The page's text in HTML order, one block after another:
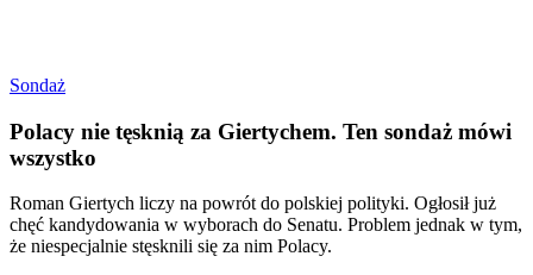
Sondaż
Polacy nie tęsknią za Giertychem. Ten sondaż mówi
wszystko
Roman Giertych liczy na powrót do polskiej polityki. Ogłosił już
chęć kandydowania w wyborach do Senatu. Problem jednak w tym,
że niespecjalnie stęsknili się za nim Polacy.